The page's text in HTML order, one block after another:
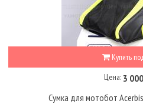
Купить
Цена: 3
Сумка для мотобот